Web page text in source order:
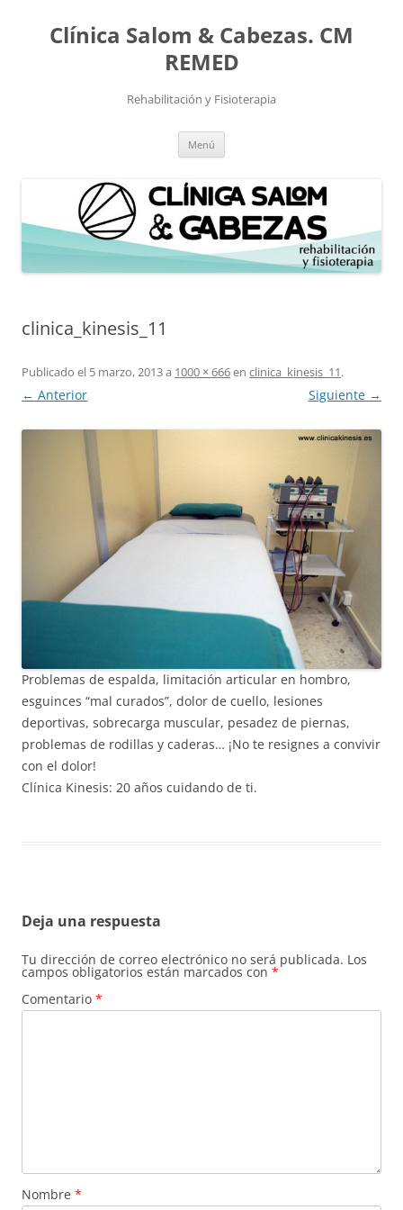
contenido
Clínica Salom & Cabezas. CM
REMED
Rehabilitación y Fisioterapia
Menú
clinica_kinesis_11
Publicado el 5 marzo, 2013a 1000 × 666en clinica_kinesis_11.
← Anterior Siguiente →
Problemas de espalda, limitación articular en hombro,
esguinces “mal curados”, dolor de cuello, lesiones
deportivas, sobrecarga muscular, pesadez de piernas,
problemas de rodillas y caderas… ¡No te resignes a convivir
con el dolor!
Clínica Kinesis: 20 años cuidando de ti.
Deja una respuesta
Tu dirección de correo electrónico no será publicada. Los
campos obligatorios están marcados con *
Comentario *
Nombre *